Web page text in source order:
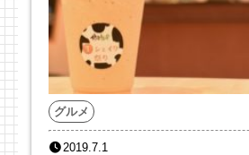
グルメ
2019.7.1